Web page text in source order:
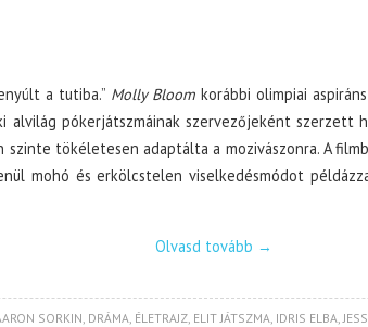
a tutiba.” Molly Bloom korábbi olimpiai
alvilág pókerjátszmáinak szervezőjeként szerzett
szinte tökéletesen adaptálta a mozivászonra. A
mohó és erkölcstelen viselkedésmódot
Olvasd tovább →
SORKIN, DRÁMA, ÉLETRAJZ, ELIT JÁTSZMA, IDRIS ELBA,